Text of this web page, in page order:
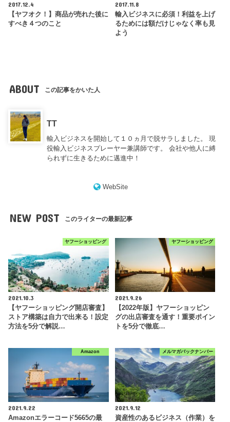
2017.12.4
【ヤフオク！】商品が売れた後に
すべき４つのこと
2017.11.8
輸入ビジネスに必須！利益を上げ
るためには額だけじゃなく率も見
よう
ABOUT この記事をかいた人
TT
輸入ビジネスを開始して１０ヵ月で脱サラしました。 現
役輸入ビジネスプレーヤー兼講師です。 会社や他人に縛
られずに生きるために邁進中！
WebSite
NEW POST このライターの最新記事
ヤフーショッピング
2021.10.3
【ヤフーショッピング開店審査】
ストア構築は自力で出来る！設定
方法を5分で解説…
ヤフーショッピング
2021.9.26
【2022年版】ヤフーショッピン
グの出店審査を通す！重要ポイン
トを5分で徹底…
Amazon
2021.9.22
Amazonエラーコード5665の最
メルマガバックナンバー
2021.9.12
資産性のあるビジネス（作業）を